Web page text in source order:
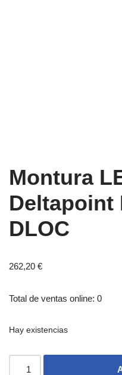
Montura
Deltapoint
DLOC
262,20 €
Total de ventas online: 0
Hay existencias